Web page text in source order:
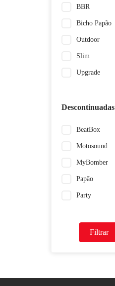
BBR
Bicho Papão
Outdoor
Slim
Upgrade
Descontinuadas
BeatBox
Motosound
MyBomber
Papão
Party
Filtrar